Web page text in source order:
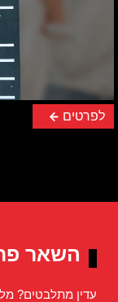
לפרטים
השאר
עדין מתלבטים?